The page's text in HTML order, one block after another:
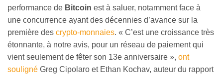
performance de Bitcoin est à saluer, notamment face à
une concurrence ayant des décennies d’avance sur la
première des crypto-monnaies. « C’est une croissance très
étonnante, à notre avis, pour un réseau de paiement qui
vient seulement de fêter son 13e anniversaire », ont
souligné Greg Cipolaro et Ethan Kochav, auteur du rapport